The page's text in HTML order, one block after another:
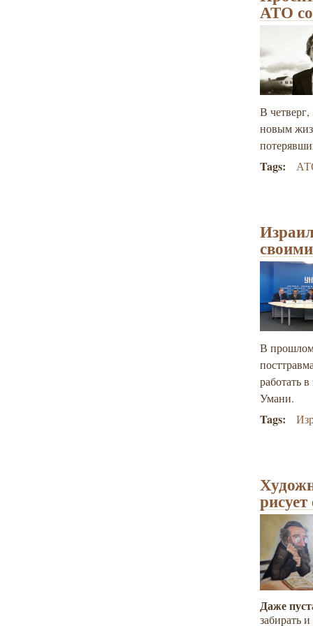
АТО
В четверг,
новым
Tags:
В прошлом
работать
Умани.
Tags:
Даже
забирать